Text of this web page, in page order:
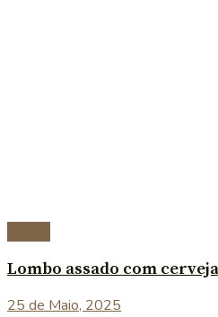
Lombo assado com cerveja
25 de Maio, 2025